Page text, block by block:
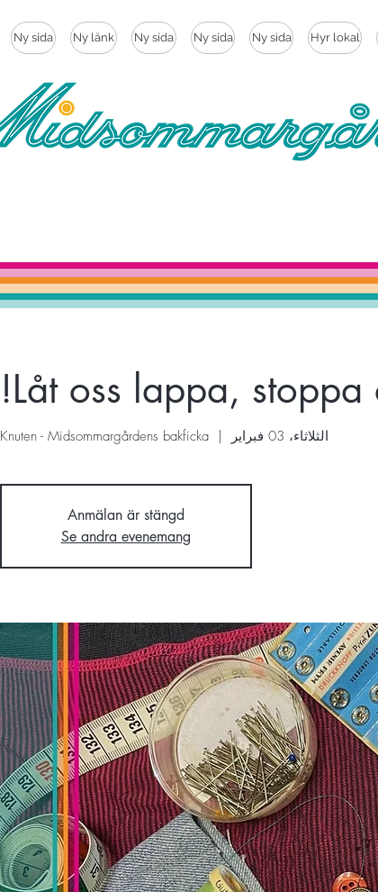
Ny sida Ny länk Ny sida Ny sida Ny sida Hyr lokal
Låt oss lappa, stoppa
الثلاثاء، 03 فبراير
  |
Knuten - Midsommargårdens bakficka
Anmälan är stängd
Se andra evenemang